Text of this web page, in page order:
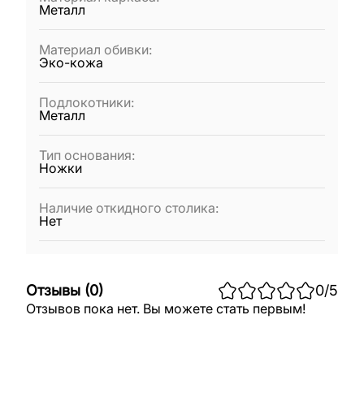
Металл
Материал обивки:
Эко-кожа
Подлокотники:
Металл
Тип основания:
Ножки
Наличие откидного столика:
Нет
Отзывы (0) 0/5
Отзывов пока нет. Вы можете стать первым!